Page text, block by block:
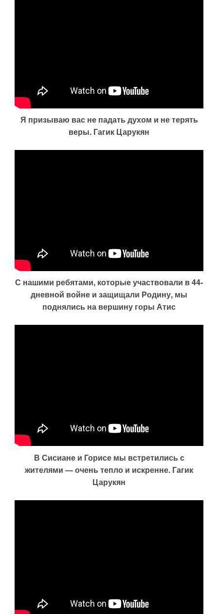
Я призываю вас не падать духом и не терять
веры. Гагик Царукян
С нашими ребятами, которые участвовали в 44-
дневной войне и защищали Родину, мы
поднялись на вершину горы Атис
В Сисиане и Горисе мы встретились с
жителями — очень тепло и искренне. Гагик
Царукян